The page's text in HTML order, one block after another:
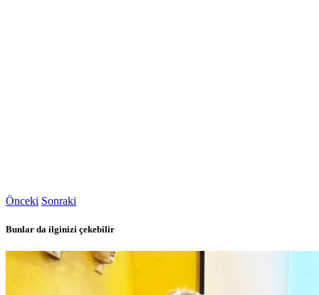
Önceki Sonraki
Bunlar da ilginizi çekebilir